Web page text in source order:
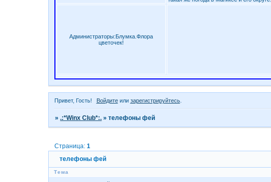
Администраторы:Блумка.Флора
цветочек!
Привет, Гость! Войдитеили зарегистрируйтесь.
».:*Winx Club*:. »телефоны фей
телефоны фей
Страница:1
Тема